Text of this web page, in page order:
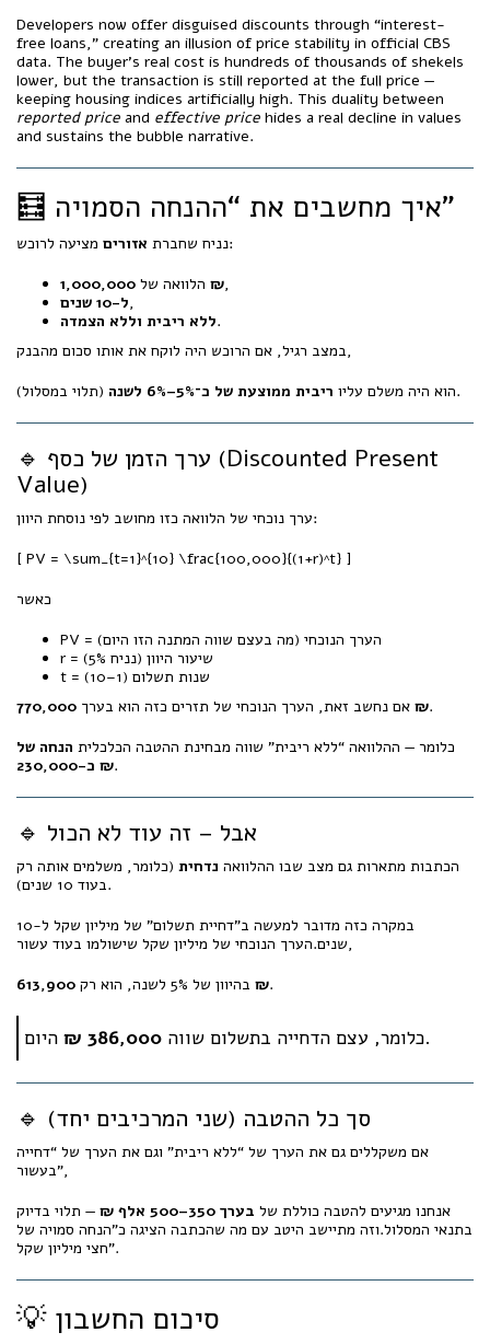
Developers now offer disguised discounts through “interest-
free loans,” creating an illusion of price stability in official CBS
data. The buyer’s real cost is hundreds of thousands of shekels
lower, but the transaction is still reported at the full price —
keeping housing indices artificially high. This duality between
reported price and effective price hides a real decline in values
and sustains the bubble narrative.
🧮 איך מחשבים את “ההנחה הסמויה”
נניח שחברת אזורים
מציעה לרוכש:
הלוואה של 1,000,000 ₪,
ל-10 שנים,
ללא ריבית וללא הצמדה.
במצב רגיל, אם הרוכש היה לוקח את אותו סכום מהבנק,
הוא היה משלם עליו ריבית ממוצעת של כ־5%–6% לשנה (תלוי במסלול).
🔹 ערך הזמן של כסף (Discounted Present
Value)
ערך נוכחי של הלוואה כזו מחושב לפי נוסחת היוון:
[ PV = \sum_{t=1}^{10} \frac{100,000}{(1+r)^t} ]
כאשר
‎PV‎ = הערך הנוכחי (מה בעצם שווה המתנה הזו היום)
‎r‎ = שיעור היוון (נניח 5%)
‎t‎ = שנות תשלום (1–10)
אם נחשב זאת, הערך הנוכחי של תזרים כזה הוא בערך 770,000 ₪.
כלומר — ההלוואה “ללא ריבית” שווה מבחינת ההטבה הכלכלית הנחה של
כ-230,000 ₪.
🔹 אבל – זה עוד לא הכול
הכתבות מתארות גם מצב שבו ההלוואה נדחית (כלומר, משלמים אותה רק
בעוד 10 שנים).
במקרה כזה מדובר למעשה ב”דחיית תשלום” של מיליון שקל ל-10
שנים.הערך הנוכחי של מיליון שקל שישולמו בעוד עשור,
בהיוון של 5% לשנה, הוא רק 613,900 ₪.
כלומר, עצם הדחייה בתשלום שווה 386,000 ₪ היום.
🔹 סך כל ההטבה (שני המרכיבים יחד)
אם משקללים גם את הערך של “ללא ריבית” וגם את הערך של “דחייה
בעשור”,
אנחנו מגיעים להטבה כוללת של בערך 350–500 אלף ₪
— תלוי בדיוק
בתנאי המסלול.וזה מתיישב היטב עם מה שהכתבה הציגה כ”הנחה סמויה של
חצי מיליון שקל”.
💡 סיכום החשבון